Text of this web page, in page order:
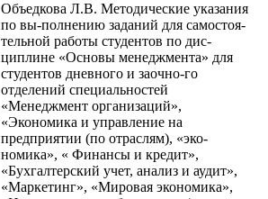
Объедкова Л.В. Методические указания
по вы-полнению заданий для самостоя-
тельной работы студентов по дис-
циплине «Основы менеджмента» для
студентов дневного и заочно-го
отделений специальностей
«Менеджмент организаций»,
«Экономика и управление на
предприятии (по отраслям), «эко-
номика», « Финансы и кредит»,
«Бухгалтерский учет, анализ и аудит»,
«Маркетинг», «Мировая экономика»,